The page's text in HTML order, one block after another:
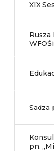
XIX
Rusza
Sadza
pn.